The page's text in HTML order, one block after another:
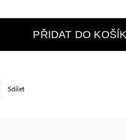
PŘIDAT DO
Sdílet